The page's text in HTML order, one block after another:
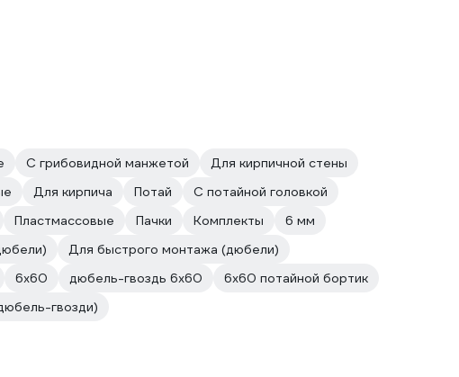
С грибовидной манжетой
Для кирпичной стены
Для кирпича Потай
С потайной головкой
Пластмассовые Пачки Комплекты
6 мм
Для быстрого монтажа (дюбели)
6х60 дюбель-гвоздь 6х60
6х60 потайной бортик
гвозди)